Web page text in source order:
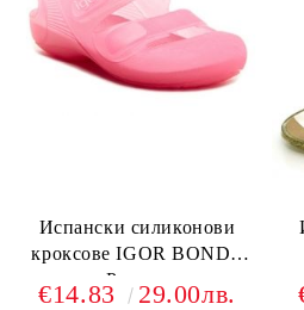
Испански силиконови
кроксове IGOR BONDI,
Розови
€14.83 29.00лв.